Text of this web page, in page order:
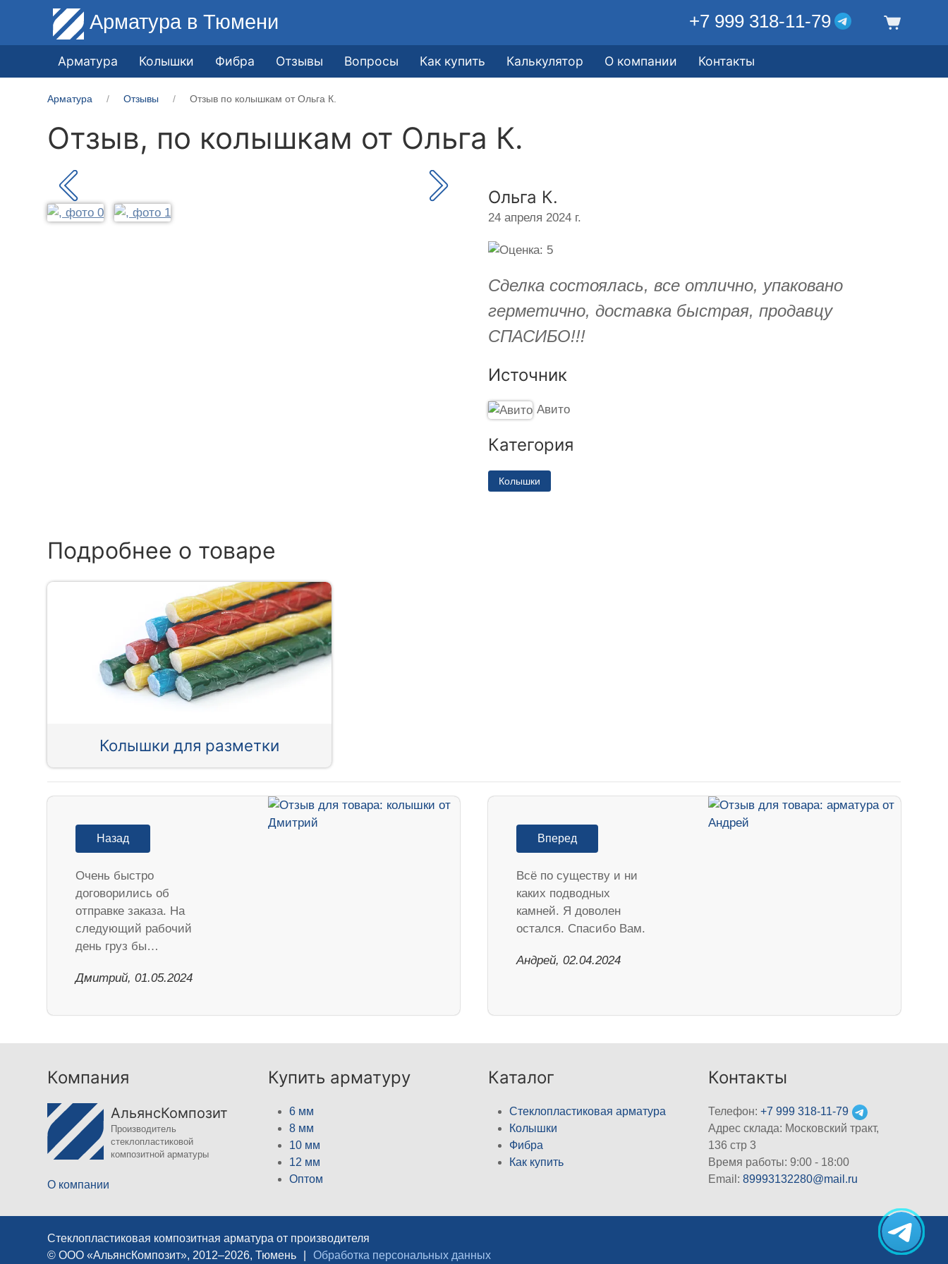
Арматура в Тюмени +7 999 318-11-79
Арматура Колышки Фибра Отзывы Вопросы Как купить Калькулятор О компании Контакты
Арматура Отзывы Отзыв по колышкам от Ольга К.
Отзыв, по колышкам от Ольга К.
Ольга К.
24 апреля 2024 г.
Сделка состоялась, все отлично, упаковано
герметично, доставка быстрая, продавцу
СПАСИБО!!!
Источник
Авито
Категория
Колышки
Подробнее о товаре
Колышки для разметки
Назад
Очень быстро
договорились об
отправке заказа. На
следующий рабочий
день груз бы…
Дмитрий, 01.05.2024
Вперед
Всё по существу и ни
каких подводных
камней. Я доволен
остался. Спасибо Вам.
Андрей, 02.04.2024
Компания
АльянсКомпозит
Производитель
стеклопластиковой
композитной арматуры
О компании
Купить арматуру
6 мм
8 мм
10 мм
12 мм
Оптом
Каталог
Стеклопластиковая арматура
Колышки
Фибра
Как купить
Контакты
Телефон:+7 999 318-11-79
Адрес склада: Московский тракт,
136 стр 3
Время работы: 9:00 - 18:00
Email:89993132280@mail.ru
Стеклопластиковая композитная арматура от производителя
© ООО «АльянсКомпозит», 2012–2026, Тюмень
Обработка персональных данных